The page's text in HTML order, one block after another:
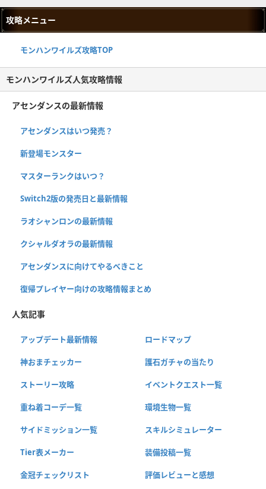
攻略メニュー
モンハンワイルズ攻略TOP
モンハンワイルズ人気攻略情報
アセンダンスの最新情報
アセンダンスはいつ発売？
新登場モンスター
マスターランクはいつ？
Switch2版の発売日と最新情報
ラオシャンロンの最新情報
クシャルダオラの最新情報
アセンダンスに向けてやるべきこと
復帰プレイヤー向けの攻略情報まとめ
人気記事
アップデート最新情報 ロードマップ
神おまチェッカー 護石ガチャの当たり
ストーリー攻略 イベントクエスト一覧
重ね着コーデ一覧 環境生物一覧
サイドミッション一覧 スキルシミュレーター
Tier表メーカー 装備投稿一覧
金冠チェックリスト 評価レビューと感想